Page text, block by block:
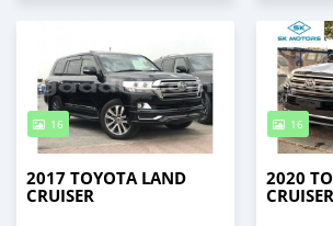
16
2017 TOYOTA LAND
CRUISER
16
2020
CRUISER